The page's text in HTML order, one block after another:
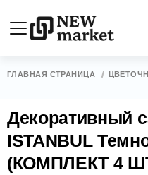
ГЛАВНАЯ СТРАНИЦА
Декоративный
ISTANBUL
(КОМПЛЕКТ 4